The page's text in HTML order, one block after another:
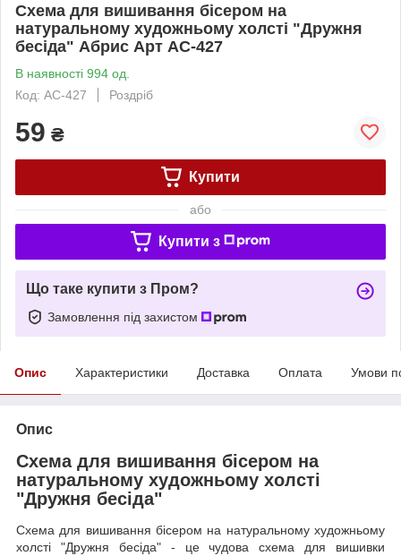
Схема для вишивання бісером на
натуральному художньому холсті "Дружня
бесіда" Абрис Арт AC-427
В наявності 994 од.
Код: AC-427
Роздріб
59 ₴
Купити
або
Купити з
Що таке купити з Пром?
Замовлення під захистом
Опис Характеристики Доставка Оплата Умови
Опис
Схема для вишивання бісером на
натуральному художньому холсті
"Дружня бесіда"
Схема для вишивання бісером на натуральному художньому
холсті "Дружня бесіда" - це чудова схема для вишивки